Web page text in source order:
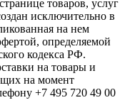
товаров, услуг
исключительно в
на нем
определяемой
кодекса РФ.
на товары и
на момент
+7 495 720 49 00